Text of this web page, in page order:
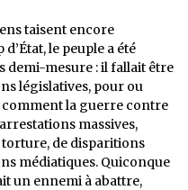
taisent encore
le peuple a été
demi-mesure : il fallait être
législatives, pour ou
comment la guerre contre
massives,
torture, de disparitions
médiatiques. Quiconque
un ennemi à abattre,